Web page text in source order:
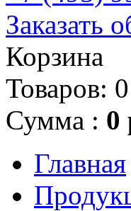
Заказать
Корзина
Товаров:
Сумма : 0
Главная